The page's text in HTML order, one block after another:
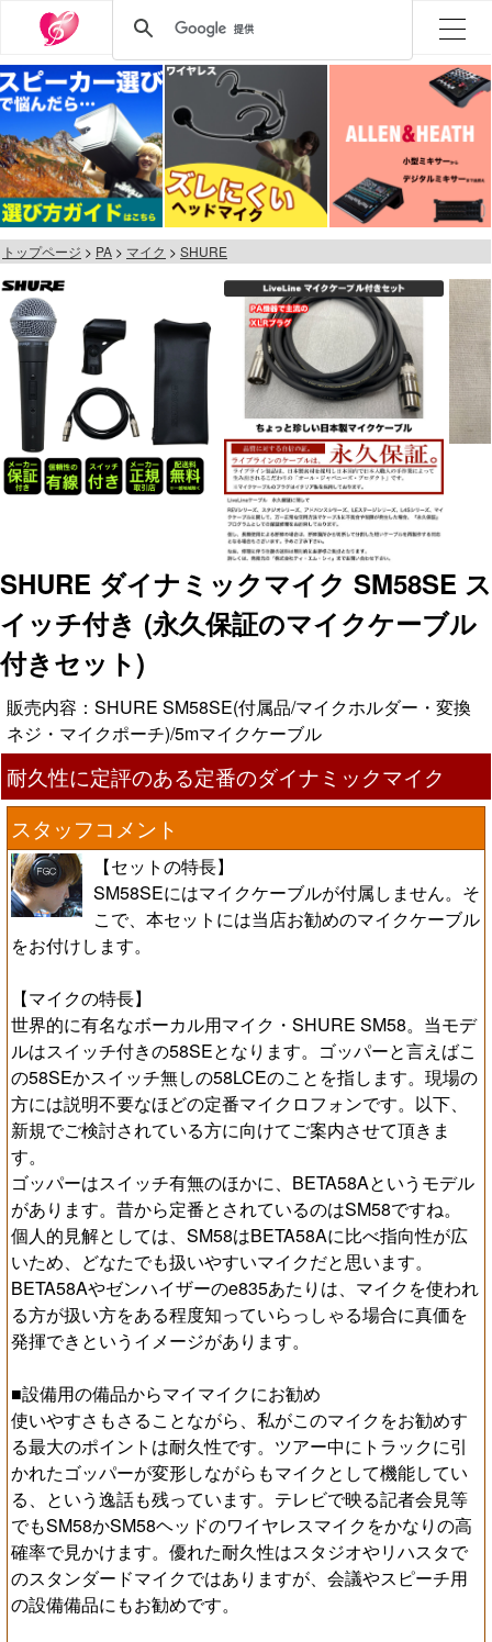
トップページ PA マイク SHURE
SHURE ダイナミックマイク SM58SE ス
イッチ付き (永久保証のマイクケーブル
付きセット)
販売内容：SHURE SM58SE(付属品/マイクホルダー・変換
ネジ・マイクポーチ)/5mマイクケーブル
耐久性に定評のある定番のダイナミックマイク
スタッフコメント
【セットの特長】
SM58SEにはマイクケーブルが付属しません。そ
こで、本セットには当店お勧めのマイクケーブル
をお付けします。
【マイクの特長】
世界的に有名なボーカル用マイク・SHURE SM58。当モデ
ルはスイッチ付きの58SEとなります。ゴッパーと言えばこ
の58SEかスイッチ無しの58LCEのことを指します。現場の
方には説明不要なほどの定番マイクロフォンです。以下、
新規でご検討されている方に向けてご案内させて頂きま
す。
ゴッパーはスイッチ有無のほかに、BETA58Aというモデル
があります。昔から定番とされているのはSM58ですね。
個人的見解としては、SM58はBETA58Aに比べ指向性が広
いため、どなたでも扱いやすいマイクだと思います。
BETA58Aやゼンハイザーのe835あたりは、マイクを使われ
る方が扱い方をある程度知っていらっしゃる場合に真価を
発揮できというイメージがあります。
■設備用の備品からマイマイクにお勧め
使いやすさもさることながら、私がこのマイクをお勧めす
る最大のポイントは耐久性です。ツアー中にトラックに引
かれたゴッパーが変形しながらもマイクとして機能してい
る、という逸話も残っています。テレビで映る記者会見等
でもSM58かSM58ヘッドのワイヤレスマイクをかなりの高
確率で見かけます。優れた耐久性はスタジオやリハスタで
のスタンダードマイクではありますが、会議やスピーチ用
の設備備品にもお勧めです。